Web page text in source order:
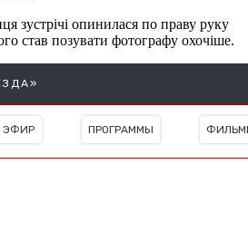
зустрічі опинилася по праву руку
став позувати фотографу охочіше.